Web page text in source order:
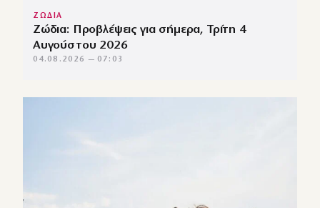
ΖΩΔΙΑ
Ζώδια: Προβλέψεις για σήμερα, Τρίτη 4
Αυγούστου 2026
04.08.2026 — 07:03